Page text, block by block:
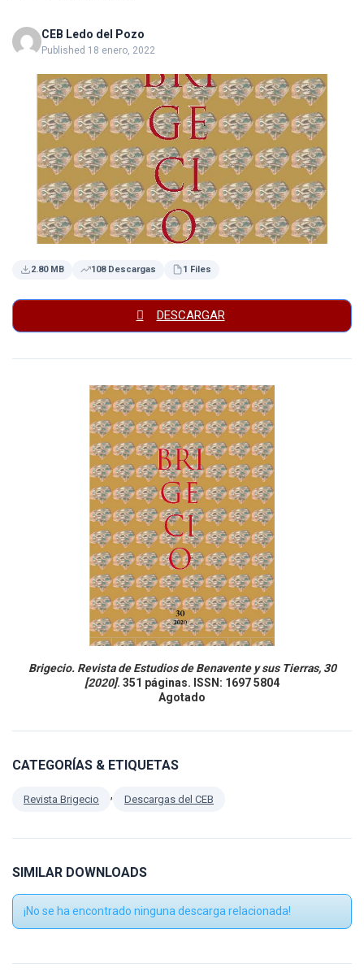
CEB Ledo del Pozo
Published 18 enero, 2022
2.80 MB 108 Descargas 1 Files
DESCARGAR
Brigecio. Revista de Estudios de Benavente y sus Tierras, 30
[2020]. 351 páginas. ISSN: 1697 5804
Agotado
CATEGORÍAS & ETIQUETAS
Revista Brigecio , Descargas del CEB
SIMILAR DOWNLOADS
¡No se ha encontrado ninguna descarga relacionada!